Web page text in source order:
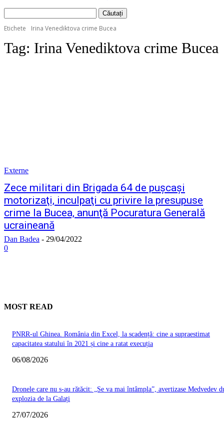
Etichete Irina Venediktova crime Bucea
Tag: Irina Venediktova crime Bucea
Externe
Zece militari din Brigada 64 de puşcaşi
motorizaţi, inculpaţi cu privire la presupuse
crime la Bucea, anunţă Pocuratura Generală
ucraineană
Dan Badea - 29/04/2022
0
MOST READ
PNRR-ul Ghinea. România din Excel, la scadență: cine a supraestimat
capacitatea statului în 2021 și cine a ratat execuția
06/08/2026
Dronele care nu s-au rătăcit: „Se va mai întâmpla”, avertizase Medvedev
explozia de la Galați
27/07/2026